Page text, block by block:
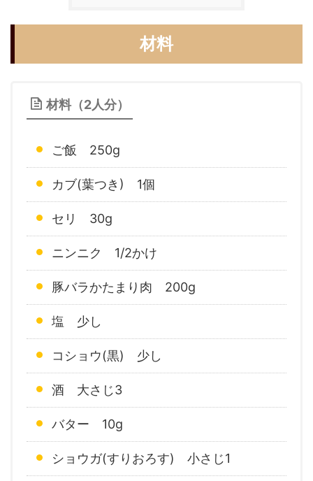
材料
材料（2人分）
ご飯 250g
カブ(葉つき) 1個
セリ 30g
ニンニク 1/2かけ
豚バラかたまり肉 200g
塩 少し
コショウ(黒) 少し
酒 大さじ3
バター 10g
ショウガ(すりおろす) 小さじ1